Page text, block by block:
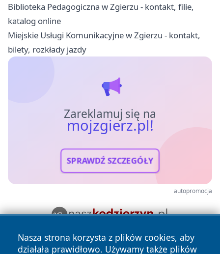
Biblioteka Pedagogiczna w Zgierzu - kontakt, filie,
katalog online
Miejskie Usługi Komunikacyjne w Zgierzu - kontakt,
bilety, rozkłady jazdy
Zareklamuj się na
mojzgierz.pl!
SPRAWDŹ SZCZEGÓŁY
autopromocja
Nasza strona korzysta z plików cookies, aby
działała prawidłowo. Używamy także plików